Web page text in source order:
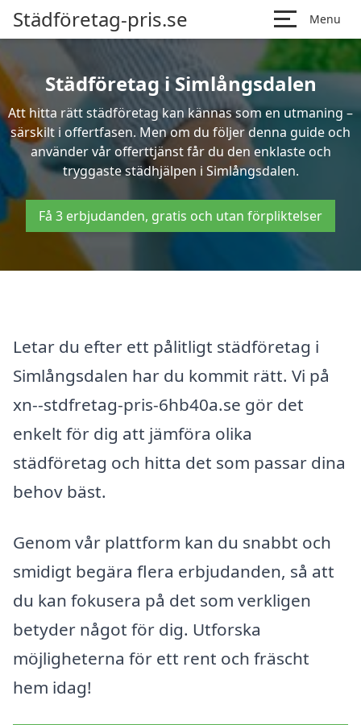
Städföretag-pris.se Menu
Städföretag i Simlångsdalen
Att hitta rätt städföretag kan kännas som en utmaning –
särskilt i offertfasen. Men om du följer denna guide och
använder vår offerttjänst får du den enklaste och
tryggaste städhjälpen i Simlångsdalen.
Få 3 erbjudanden, gratis och utan förpliktelser
Letar du efter ett pålitligt städföretag i
Simlångsdalen har du kommit rätt. Vi på
xn--stdfretag-pris-6hb40a.se gör det
enkelt för dig att jämföra olika
städföretag och hitta det som passar dina
behov bäst.
Genom vår plattform kan du snabbt och
smidigt begära flera erbjudanden, så att
du kan fokusera på det som verkligen
betyder något för dig. Utforska
möjligheterna för ett rent och fräscht
hem idag!